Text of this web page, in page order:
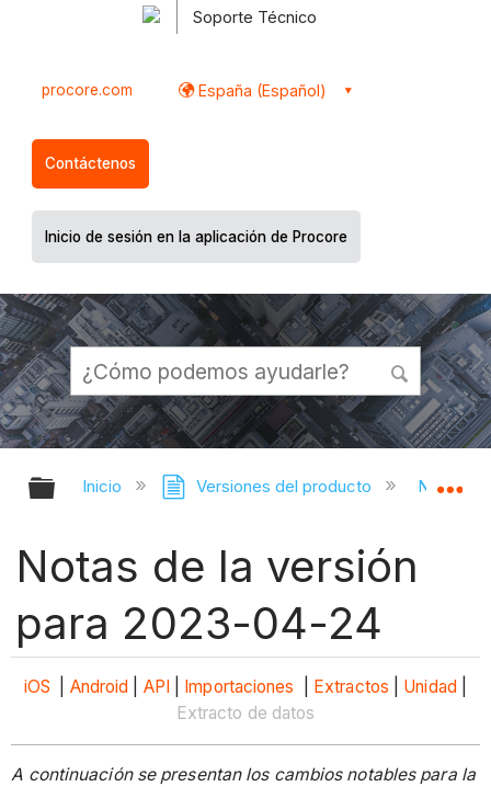
Soporte Técnico
procore.com España (Español)
Contáctenos
Inicio de sesión en la aplicación de Procore
Expandir/contraer jerarquía global
Inicio Versiones del producto Notas
Notas de la versión
para 2023-04-24
iOS Android API Importaciones Extractos Unidad
Extracto de datos
A continuación se presentan los cambios notables para la